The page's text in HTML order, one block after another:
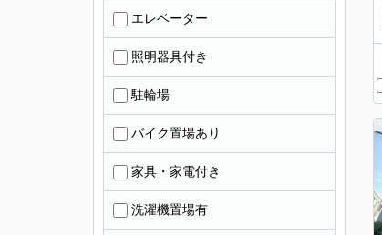
エレベーター
照明器具付き
駐輪場
バイク置場あり
家具・家電付き
洗濯機置場有